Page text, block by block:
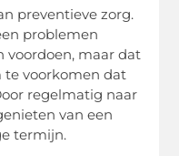
preventieve zorg.
problemen
voordoen, maar dat
te voorkomen dat
regelmatig naar
van een
termijn.